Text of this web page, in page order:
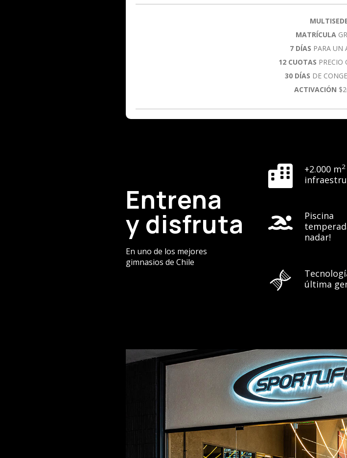
MATRÍCULA
7 DÍAS PARA UN
12 CUOTAS PRECIO
30 DÍAS DE
ACTIVACIÓN
Entrena
y disfruta
En uno de los mejores
gimnasios de Chile
+2.000 m2
Piscina
nadar!
última